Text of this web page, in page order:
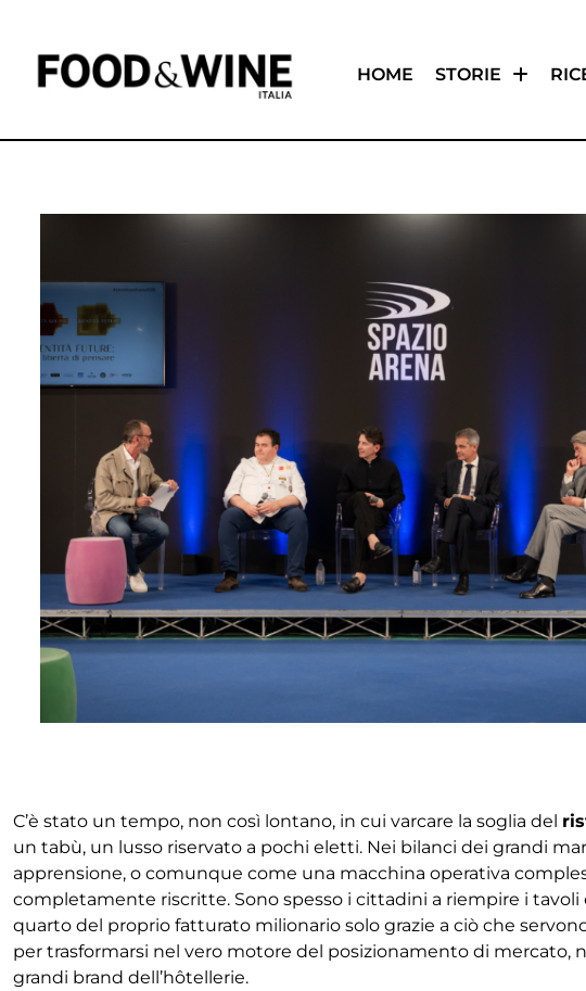
HOME STORIE
C’è stato un tempo, non così lontano, in cui varcare la soglia del
un tabù, un lusso riservato a pochi eletti. Nei bilanci dei grandi
apprensione, o comunque come una macchina operativa
completamente riscritte. Sono spesso i cittadini a riempire i tavoli
quarto del proprio fatturato milionario solo grazie a ciò che
per trasformarsi nel vero motore del posizionamento di mercato,
grandi brand dell’hôtellerie.